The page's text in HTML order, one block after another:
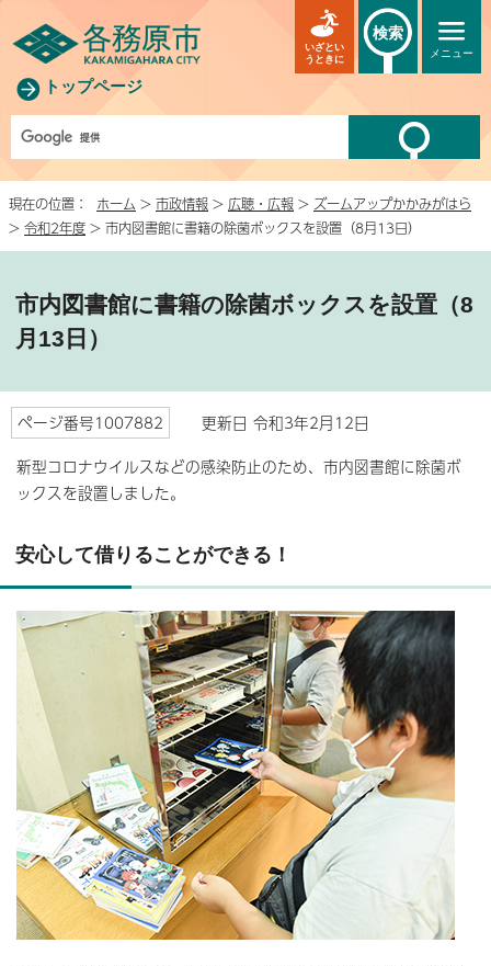
トップページ
メニュー
いざとい
うときに
検索
現在の位置： ホーム > 市政情報 > 広聴・広報 > ズームアップかかみがはら
> 令和2年度 > 市内図書館に書籍の除菌ボックスを設置（8月13日）
市内図書館に書籍の除菌ボックスを設置（8
月13日）
ページ番号1007882
更新日 令和3年2月12日
新型コロナウイルスなどの感染防止のため、市内図書館に除菌ボ
ックスを設置しました。
安心して借りることができる！